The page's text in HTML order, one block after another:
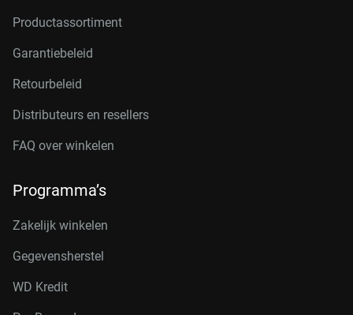
Productassortiment
Garantiebeleid
Retourbeleid
Distributeurs en resellers
FAQ over winkelen
Programma’s
Zakelijk winkelen
Gegevensherstel
WD Kredit